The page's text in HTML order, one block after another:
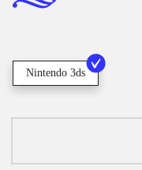
Nintendo 3ds